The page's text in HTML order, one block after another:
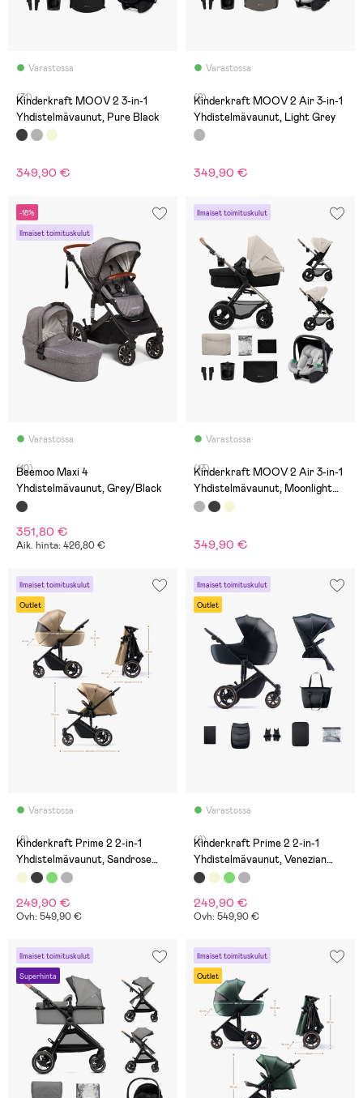
Varastossa
(31)
Kinderkraft MOOV 2 3-in-1
Yhdistelmävaunut, Pure Black
349,90 €
Varastossa
(2)
Kinderkraft MOOV 2 Air 3-in-1
Yhdistelmävaunut, Light Grey
349,90 €
-18%
Ilmaiset toimituskulut
Varastossa
(10)
Beemoo Maxi 4
Yhdistelmävaunut, Grey/Black
351,80 €
Aik. hinta: 426,80 €
Ilmaiset toimituskulut
Varastossa
(13)
Kinderkraft MOOV 2 Air 3-in-1
Yhdistelmävaunut, Moonlight
Grey
349,90 €
Ilmaiset toimituskulut
Outlet
Varastossa
(8)
Kinderkraft Prime 2 2-in-1
Yhdistelmävaunut, Sandrose
Beige
249,90 €
Ovh: 549,90 €
Ilmaiset toimituskulut
Outlet
Varastossa
(8)
Kinderkraft Prime 2 2-in-1
Yhdistelmävaunut, Venezian
Black
249,90 €
Ovh: 549,90 €
Ilmaiset toimituskulut
Superhinta
Ilmaiset toimituskulut
Outlet